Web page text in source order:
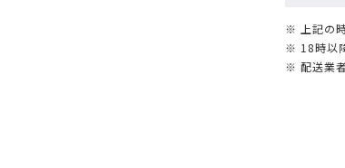
※ 上記の
※ 18時以
※ 配送業